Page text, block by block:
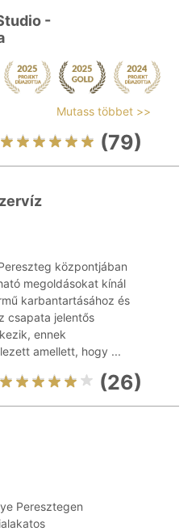
-
Mutass többet >>
(79)
központjában
megoldásokat kínál
karbantartásához és
csapata jelentős
ennek
amellett, hogy ...
(26)
Peresztegen